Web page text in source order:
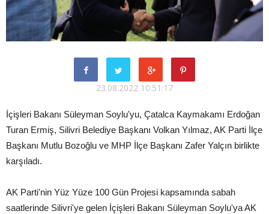
23.08.2022 10:51:17
İçişleri Bakanı Süleyman Soylu'yu, Çatalca Kaymakamı Erdoğan
Turan Ermiş, Silivri Belediye Başkanı Volkan Yılmaz, AK Parti İlçe
Başkanı Mutlu Bozoğlu ve MHP İlçe Başkanı Zafer Yalçın birlikte
karşıladı.
AK Parti'nin Yüz Yüze 100 Gün Projesi kapsamında sabah
saatlerinde Silivri'ye gelen İçişleri Bakanı Süleyman Soylu'ya AK